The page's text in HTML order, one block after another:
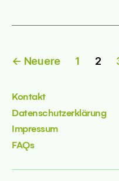
Beiträge
← Neuere 1 2
Kontakt
Datenschutzerklärung
Impressum
FAQs